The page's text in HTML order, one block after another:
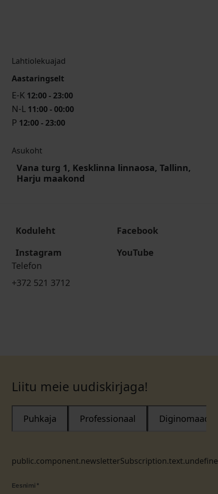
Lahtiolekuajad
Aastaringselt
E-K 12:00 - 23:00
N-L 11:00 - 00:00
P 12:00 - 23:00
Asukoht
Vana turg 1, Kesklinna linnaosa, Tallinn,
Harju maakond
Koduleht
Facebook
Instagram
YouTube
Telefon
+372 521 3712
Liitu meie uudiskirjaga!
Puhkaja Professionaal Diginomaad
Eesnimi *